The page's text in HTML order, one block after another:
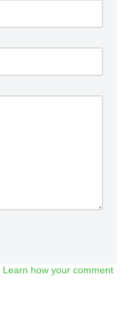
Learn how your comment